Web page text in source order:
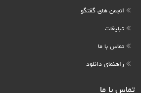
انجمن های گفتگو
تبلیغات
تماس با ما
راهنمای دانلود
تماس با ما